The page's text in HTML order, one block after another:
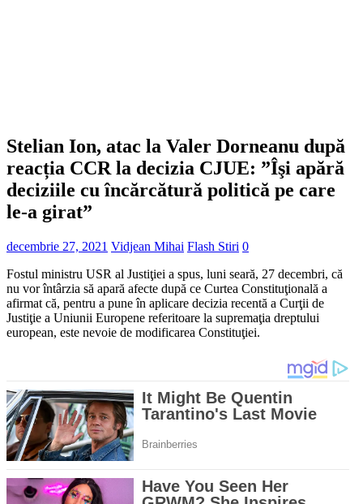
Stelian Ion, atac la Valer Dorneanu după
reacția CCR la decizia CJUE: ”Îşi apără
deciziile cu încărcătură politică pe care
le-a girat”
decembrie 27, 2021 Vidjean Mihai Flash Stiri 0
Fostul ministru USR al Justiţiei a spus, luni seară, 27 decembri, că
nu vor întârzia să apară afecte după ce Curtea Constituţională a
afirmat că, pentru a pune în aplicare decizia recentă a Curţii de
Justiţie a Uniunii Europene referitoare la supremaţia dreptului
european, este nevoie de modificarea Constituţiei.